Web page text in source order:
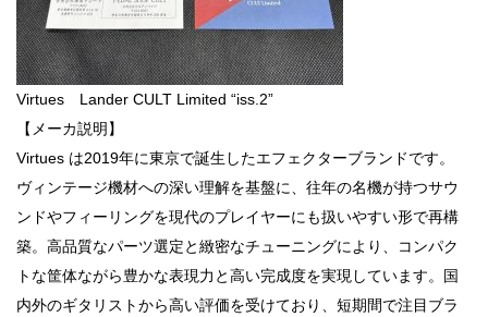
Virtues Lander CULT Limited “iss.2”
【メーカ説明】
Virtues は2019年に東京で誕生したエフェクターブランドです。
ヴィンテージ機材への深い理解を基盤に、往年の名機が持つサウ
ンドやフィーリングを現代のプレイヤーにも扱いやすい形で再構
築。高品質なパーツ選定と緻密なチューニングにより、コンパク
トな筐体ながら豊かな表現力と高い完成度を実現しています。国
内外のギタリストから高い評価を受けており、短期間で注目ブラ